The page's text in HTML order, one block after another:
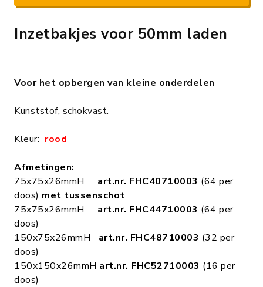
Inzetbakjes voor 50mm laden
Voor het opbergen van kleine onderdelen
Kunststof, schokvast.
Kleur: rood
Afmetingen:
75x75x26mmH art.nr. FHC40710003 (64 per
doos) met tussenschot
75x75x26mmH art.nr. FHC44710003 (64 per
doos)
150x75x26mmH art.nr. FHC48710003 (32 per
doos)
150x150x26mmH art.nr. FHC52710003 (16 per
doos)